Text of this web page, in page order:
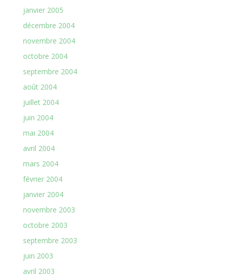
janvier 2005
décembre 2004
novembre 2004
octobre 2004
septembre 2004
août 2004
juillet 2004
juin 2004
mai 2004
avril 2004
mars 2004
février 2004
janvier 2004
novembre 2003
octobre 2003
septembre 2003
juin 2003
avril 2003